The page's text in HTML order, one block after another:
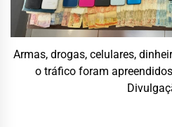
Armas, drogas, celulares,
o tráfico foram